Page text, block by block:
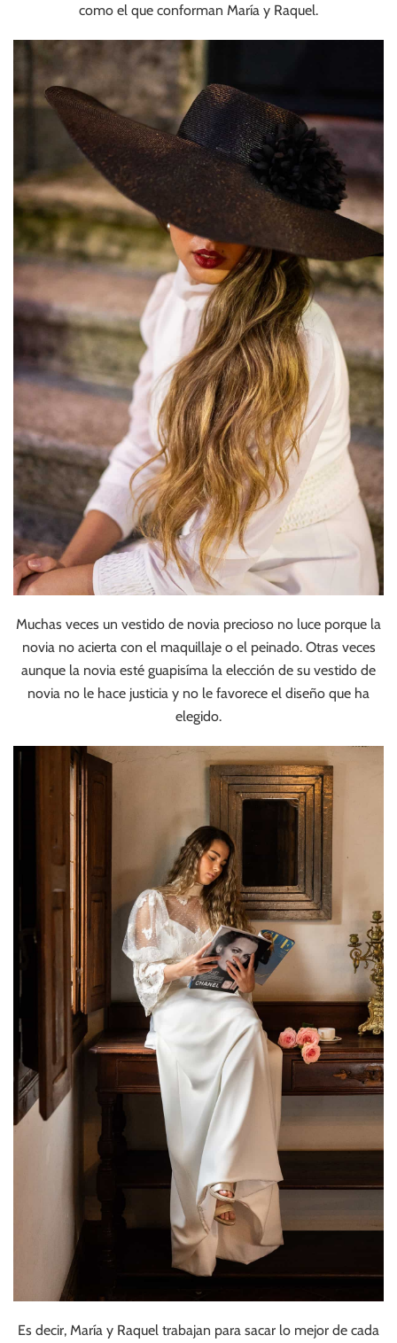
como el que conforman María y Raquel.
Muchas veces un vestido de novia precioso no luce porque la
novia no acierta con el maquillaje o el peinado. Otras veces
aunque la novia esté guapisíma la elección de su vestido de
novia no le hace justicia y no le favorece el diseño que ha
elegido.
Es decir, María y Raquel trabajan para sacar lo mejor de cada